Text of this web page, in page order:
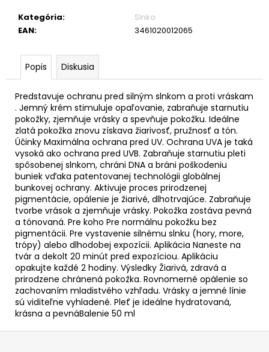
Kategória:
Slnko
EAN: 3461020012065
Popis Diskusia
Predstavuje ochranu pred silným slnkom a proti vráskam
. Jemný krém stimuluje opaľovanie, zabraňuje starnutiu
pokožky, zjemňuje vrásky a spevňuje pokožku. Ideálne
zlatá pokožka znovu získava žiarivosť, pružnosť a tón.
Účinky Maximálna ochrana pred UV. Ochrana UVA je taká
vysoká ako ochrana pred UVB. Zabraňuje starnutiu pleti
spôsobenej slnkom, chráni DNA a bráni poškodeniu
buniek vďaka patentovanej technológii globálnej
bunkovej ochrany. Aktivuje proces prirodzenej
pigmentácie, opálenie je žiarivé, dlhotrvajúce. Zabraňuje
tvorbe vrások a zjemňuje vrásky. Pokožka zostáva pevná
a tónovaná. Pre koho Pre normálnu pokožku bez
pigmentácii. Pre vystavenie silnému slnku (hory, more,
trópy) alebo dlhodobej expozícii. Aplikácia Naneste na
tvár a dekolt 20 minút pred expozíciou. Aplikáciu
opakujte každé 2 hodiny. Výsledky Žiarivá, zdravá a
prirodzene chránená pokožka. Rovnomerné opálenie so
zachovaním mladistvého vzhľadu. Vrásky a jemné línie
sú viditeľne vyhladené. Pleť je ideálne hydratovaná,
krásna a pevnáBalenie 50 ml
Z